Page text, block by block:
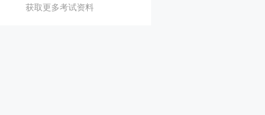
获取更多考试资料